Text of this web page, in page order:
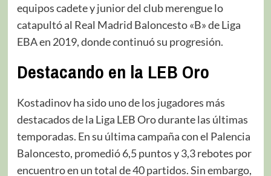
equipos cadete y junior del club merengue lo
catapultó al Real Madrid Baloncesto «B» de Liga
EBA en 2019, donde continuó su progresión.
Destacando en la LEB Oro
Kostadinov ha sido uno de los jugadores más
destacados de la Liga LEB Oro durante las últimas
temporadas. En su última campaña con el Palencia
Baloncesto, promedió 6,5 puntos y 3,3 rebotes por
encuentro en un total de 40 partidos. Sin embargo,